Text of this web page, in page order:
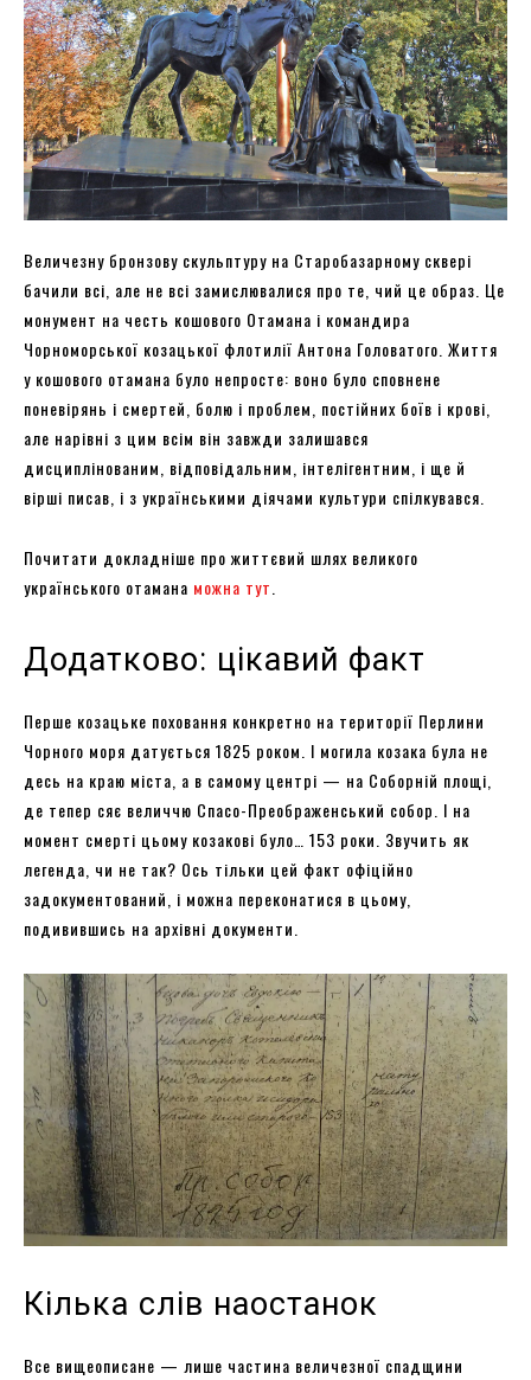
Величезну бронзову скульптуру на Старобазарному сквері
бачили всі, але не всі замислювалися про те, чий це образ. Це
монумент на честь кошового Отамана і командира
Чорноморської козацької флотилії Антона Головатого. Життя
у кошового отамана було непросте: воно було сповнене
поневірянь і смертей, болю і проблем, постійних боїв і крові,
але нарівні з цим всім він завжди залишався
дисциплінованим, відповідальним, інтелігентним, і ще й
вірші писав, і з українськими діячами культури спілкувався.
Почитати докладніше про життєвий шлях великого
українського отамана можна тут.
Додатково: цікавий факт
Перше козацьке поховання конкретно на території Перлини
Чорного моря датується 1825 роком. І могила козака була не
десь на краю міста, а в самому центрі — на Соборній площі,
де тепер сяє величчю Спасо-Преображенський собор. І на
момент смерті цьому козакові було… 153 роки. Звучить як
легенда, чи не так? Ось тільки цей факт офіційно
задокументований, і можна переконатися в цьому,
подивившись на архівні документи.
Кілька слів наостанок
Все вищеописане — лише частина величезної спадщини